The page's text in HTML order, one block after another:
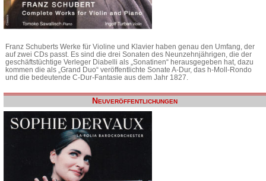
Franz Schuberts Werke für Violine und Klavier haben genau den Umfang, der
auf zwei CDs passt. Es sind die drei Sonaten des Neunzehnjährigen, die der
geschäftstüchtige Verleger Diabelli als „Sonatinen“ herausgegeben hat, dazu
kommen die als „Grand Duo“ veröffentlichte Sonate A-Dur, das h-Moll-Rondo
und die bedeutende C-Dur-Fantasie aus dem Jahr 1827.
Neuveröffentlichungen